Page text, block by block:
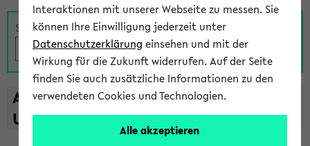
Suche
A B C D E F G H I J K L M N O
U
V W X Y
Z
Interaktionen mit unserer Webseite zu messen. Sie
können Ihre Einwilligung jederzeit unter
Datenschutzerklärung einsehen und mit der
Wirkung für die Zukunft widerrufen. Auf der Seite
finden Sie auch zusätzliche Informationen zu den
verwendeten Cookies und Technologien.
Alle akzeptieren